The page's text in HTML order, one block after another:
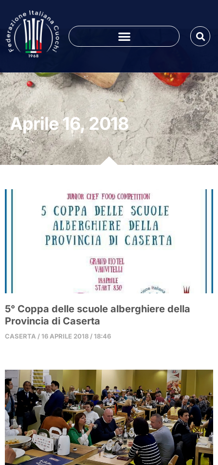
Aprile 16, 2018
5° Coppa delle scuole alberghiere della
Provincia di Caserta
CASERTA 16 APRILE 2018 18:46